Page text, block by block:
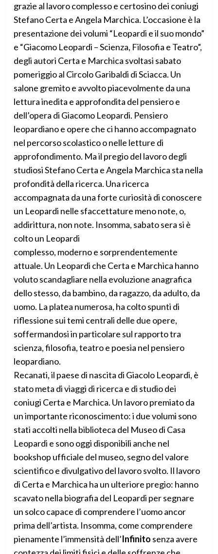
grazie al lavoro complesso e certosino dei coniugi
Stefano Certa e Angela Marchica. L’occasione è la
presentazione dei volumi “Leopardi e il suo mondo”
e “Giacomo Leopardi – Scienza, Filosofia e Teatro”,
degli autori Certa e Marchica svoltasi sabato
pomeriggio al Circolo Garibaldi di Sciacca. Un
salone gremito e avvolto piacevolmente da una
lettura inedita e approfondita del pensiero e
dell’opera di Giacomo Leopardi. Pensiero
leopardiano e opere che ci hanno accompagnato
nel percorso scolastico o nelle letture di
approfondimento. Ma il pregio del lavoro degli
studiosi Stefano Certa e Angela Marchica sta nella
profondità della ricerca. Una ricerca
accompagnata da una forte curiosità di conoscere
un Leopardi nelle sfaccettature meno note, o,
addirittura, non note. Insomma, sabato sera si è
colto un Leopardi
complesso, moderno e sorprendentemente
attuale. Un Leopardi che Certa e Marchica hanno
voluto scandagliare nella evoluzione anagrafica
dello stesso, da bambino, da ragazzo, da adulto, da
uomo. La platea numerosa, ha colto spunti di
riflessione sui temi centrali delle due opere,
soffermandosi in particolare sul rapporto tra
scienza, filosofia, teatro e poesia nel pensiero
leopardiano.
Recanati, il paese di nascita di Giacolo Leopardi, è
stato meta di viaggi di ricerca e di studio dei
coniugi Certa e Marchica. Un lavoro premiato da
un importante riconoscimento: i due volumi sono
stati accolti nella biblioteca del Museo di Casa
Leopardi e sono oggi disponibili anche nel
bookshop ufficiale del museo, segno del valore
scientifico e divulgativo del lavoro svolto. Il lavoro
di Certa e Marchica ha un ulteriore pregio: hanno
scavato nella biografia del Leopardi per segnare
un solco capace di comprendere l’uomo ancor
prima dell’artista. Insomma, come comprendere
pienamente l’immensità dell’Infinito senza avere